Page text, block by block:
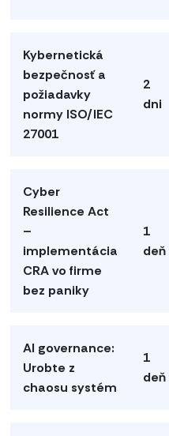
Kybernetická
bezpečnosť a
požiadavky
normy ISO/IEC
27001
2
dni
Cyber
Resilience Act
–
implementácia
CRA vo firme
bez paniky
1
deň
AI governance:
Urobte z
chaosu systém
1
deň